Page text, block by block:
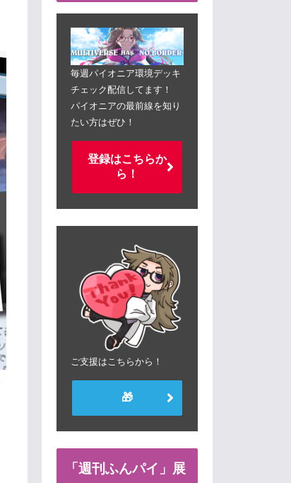
毎週パイオニア環境デッキ
チェック配信してます！
パイオニアの最前線を知り
たい方はぜひ！
登録はこちらか
ら！
ご支援はこちらから！
🎁
「週刊ふんパイ」展